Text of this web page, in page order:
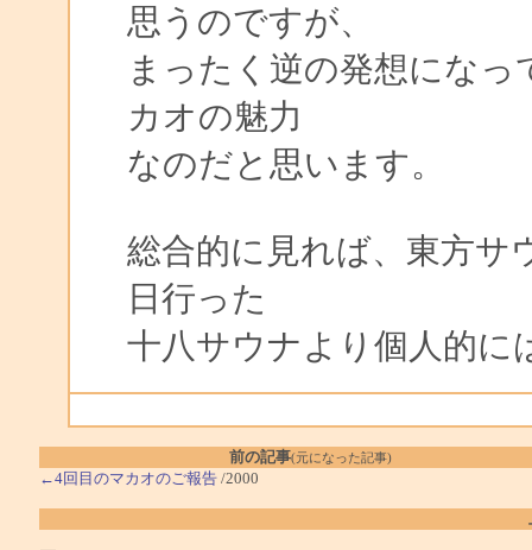
思うのですが、
まったく逆の発想にな
カオの魅力
なのだと思います。
総合的に見れば、東方サ
日行った
十八サウナより個人的に
前の記事(元になった記事)
←4回目のマカオのご報告/2000